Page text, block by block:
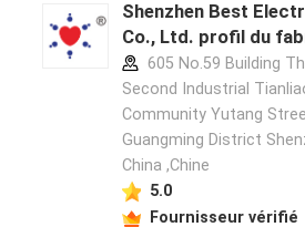
Shenzhen Best
Co., Ltd. profil du
605 No.59 Building
Second Industrial
Community Yutang
Guangming District
China ,Chine
5.0
Fournisseur vérifié